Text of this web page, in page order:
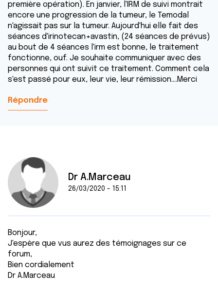
première opération). En janvier, l'IRM de suivi montrait
encore une progression de la tumeur, le Temodal
n'agissait pas sur la tumeur. Aujourd'hui elle fait des
séances d'irinotecan+avastin, (24 séances de prévus)
au bout de 4 séances l'irm est bonne, le traitement
fonctionne, ouf. Je souhaite communiquer avec des
personnes qui ont suivit ce traitement. Comment cela
s'est passé pour eux, leur vie, leur rémission....Merci
Répondre
Dr A.Marceau
26/03/2020 - 15:11
Bonjour,
J'espère que vus aurez des témoignages sur ce
forum,
Bien cordialement
Dr A.Marceau